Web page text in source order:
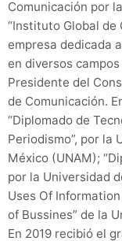
Comunicación por
“Instituto Global de
empresa dedicada
en diversos
Presidente del
de Comunicación.
“Diplomado de
Periodismo”, por la
México (UNAM);
por la Universidad
Uses Of
of Bussines” de la
En 2019 recibió el